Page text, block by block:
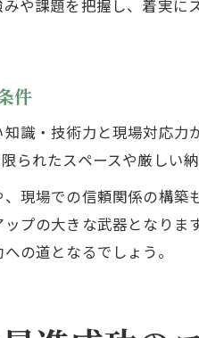
や課題を把握し、着実
件
識・技術力と現場対応
られたスペースや厳しい
現場での信頼関係の構
プの大きな武器となり
の道となるでしょう。